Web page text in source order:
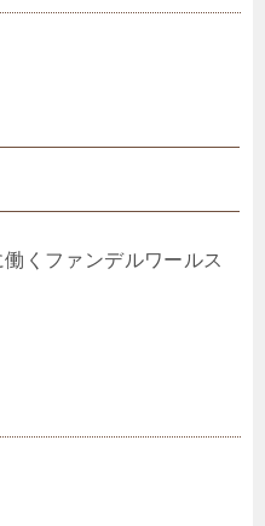
くファンデルワールス